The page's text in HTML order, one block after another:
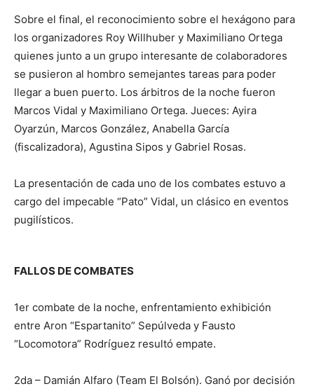
Sobre el final, el reconocimiento sobre el hexágono para
los organizadores Roy Willhuber y Maximiliano Ortega
quienes junto a un grupo interesante de colaboradores
se pusieron al hombro semejantes tareas para poder
llegar a buen puerto. Los árbitros de la noche fueron
Marcos Vidal y Maximiliano Ortega. Jueces: Ayira
Oyarzún, Marcos González, Anabella García
(fiscalizadora), Agustina Sipos y Gabriel Rosas.
La presentación de cada uno de los combates estuvo a
cargo del impecable “Pato” Vidal, un clásico en eventos
pugilísticos.
FALLOS DE COMBATES
1er combate de la noche, enfrentamiento exhibición
entre Aron “Espartanito” Sepúlveda y Fausto
“Locomotora” Rodríguez resultó empate.
2da – Damián Alfaro (Team El Bolsón). Ganó por decisión